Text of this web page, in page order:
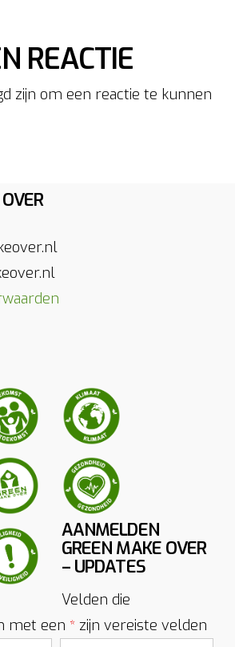
REACTIE
zijn om een reactie te kunnen
AANMELDEN
GREEN MAKE OVER
– UPDATES
Velden die
met een *zijn vereiste velden